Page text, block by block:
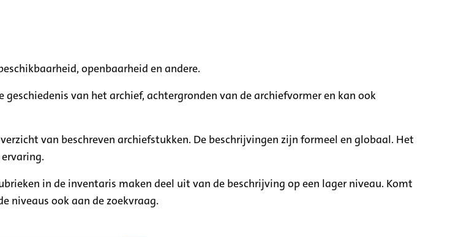
openbaarheid en andere.
van het archief, achtergronden van de archiefvormer en kan ook
van beschreven archiefstukken. De beschrijvingen zijn formeel en globaal. Het
in de inventaris maken deel uit van de beschrijving op een lager niveau. Komt
niveaus ook aan de zoekvraag.